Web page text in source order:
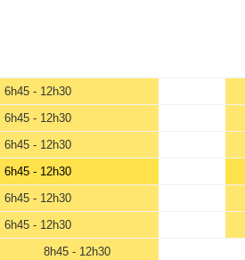
6h45 - 12h30
6h45 - 12h30
6h45 - 12h30
6h45 - 12h30
6h45 - 12h30
6h45 - 12h30
8h45 - 12h30